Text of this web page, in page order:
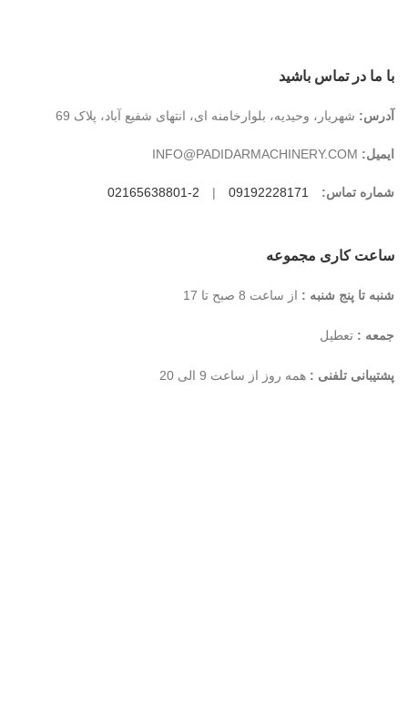
با ما در تماس باشید
آدرس: شهریار، وحیدیه، بلوارخامنه ای، انتهای شفیع آباد، پلاک 69
ایمیل:
شماره تماس: 09192228171
|
2-02165638801
ساعت کاری مجموعه
شنبه تا پنج شنبه : از ساعت 8 صبح تا 17
جمعه : تعطیل
پشتیبانی تلفنی : همه روز از ساعت 9 الی 20